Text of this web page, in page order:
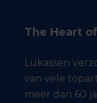
The Heart
Lukassen
van vele
meer dan 60